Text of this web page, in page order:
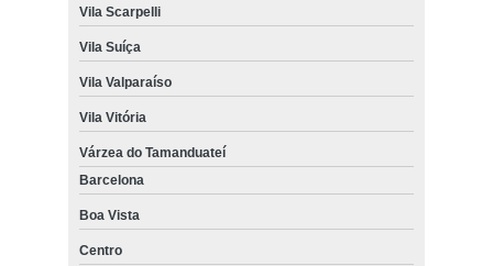
Vila Scarpelli
Vila Suíça
Vila Valparaíso
Vila Vitória
Várzea do Tamanduateí
Barcelona
Boa Vista
Centro